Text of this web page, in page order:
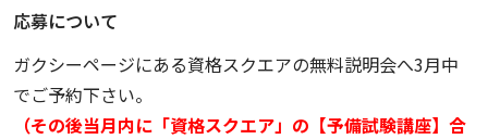
応募について
ガクシーページにある資格スクエアの無料説明会へ3月中
でご予約下さい。
（その後当月内に「資格スクエア」の【予備試験講座】合